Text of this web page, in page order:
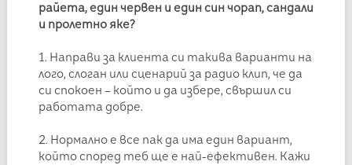
райета, един червен и един син чорап, сандали
и пролетно яке?
1. Направи за клиента си такива варианти на
лого, слоган или сценарий за радио клип, че да
си спокоен – който и да избере, свършил си
работата добре.
2. Нормално е все пак да има един вариант,
който според теб ще е най-ефективен. Кажи